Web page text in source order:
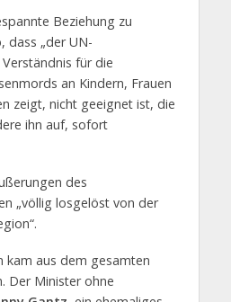
Beziehung zu
dass „der UN-
für die
an Kindern, Frauen
zeigt, nicht geeignet ist, die
ihn auf, sofort
des
„völlig losgelöst von der
kam aus dem gesamten
Der Minister ohne